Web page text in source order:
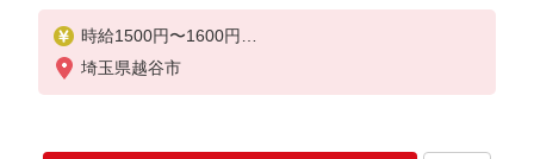
時給1500円〜1600円
■月給例【23万円〜26万円】 ■22日間勤務の場合＝
は経験により変動します。
埼玉県越谷市